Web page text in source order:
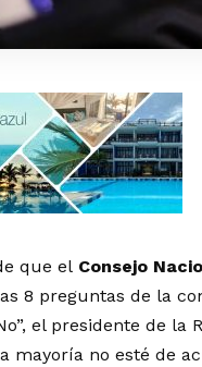
que el Consejo
8 preguntas de la
el presidente de
mayoría no esté de